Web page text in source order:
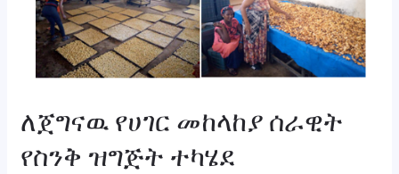
ለጀግናዉ የሀገር መከላከያ ሰራዊት
የስንቅ ዝግጅት ተካሄደ